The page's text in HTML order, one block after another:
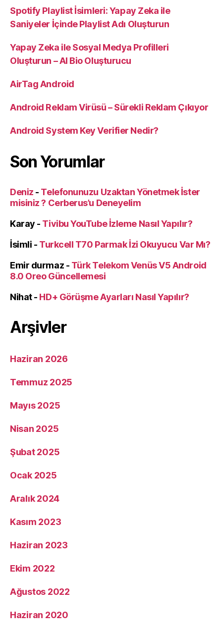
Spotify Playlist İsimleri: Yapay Zeka ile
Saniyeler İçinde Playlist Adı Oluşturun
Yapay Zeka ile Sosyal Medya Profilleri
Oluşturun – AI Bio Oluşturucu
AirTag Android
Android Reklam Virüsü – Sürekli Reklam Çıkıyor
Android System Key Verifier Nedir?
Son Yorumlar
Deniz - Telefonunuzu Uzaktan Yönetmek İster
misiniz ? Cerberus’u Deneyelim
Karay - Tivibu YouTube İzleme Nasıl Yapılır?
İsimli - Turkcell T70 Parmak İzi Okuyucu Var Mı?
Emir durmaz - Türk Telekom Venüs V5 Android
8.0 Oreo Güncellemesi
Nihat- HD+ Görüşme Ayarları Nasıl Yapılır?
Arşivler
Haziran 2026
Temmuz 2025
Mayıs 2025
Nisan 2025
Şubat 2025
Ocak 2025
Aralık 2024
Kasım 2023
Haziran 2023
Ekim 2022
Ağustos 2022
Haziran 2020